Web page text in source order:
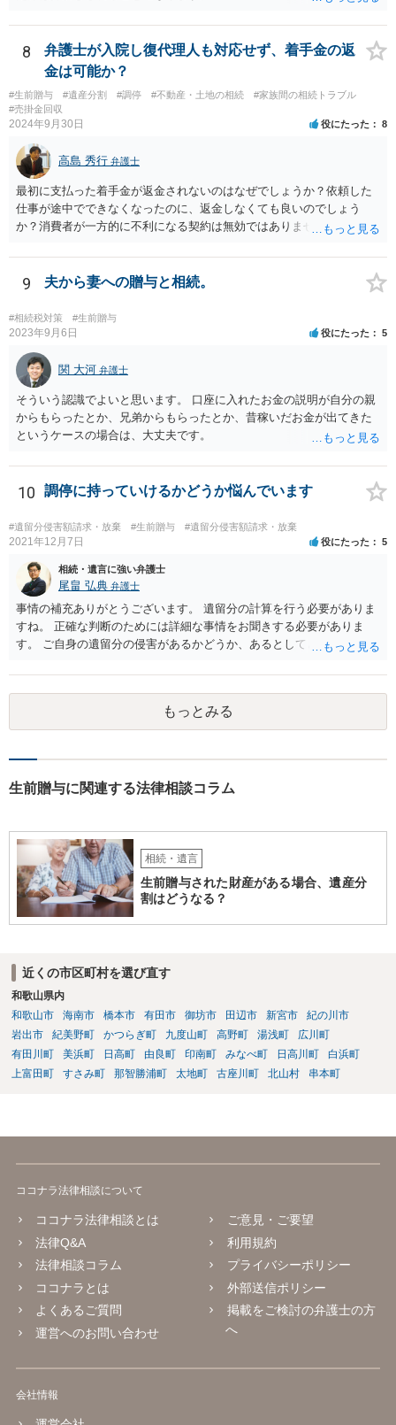
8
弁護士が入院し復代理人も対応せず、着手金の返
金は可能か？
#生前贈与 #遺産分割 #調停 #不動産・土地の相続
#家族間の相続トラブル
#売掛金回収
2024年9月30日 役にたった 8
高島 秀行 弁護士
最初に支払った着手金が返金されないのはなぜでしょうか？依頼した
仕事が途中でできなくなったのに、返金しなくても良いのでしょう
か？消費者が一方的に不利になる契約は無効ではありませんか？
務があると思います。 倒れた弁護士が所属する弁護士会に相談さ
れた方がよいと思います。 倒れた弁護士は脳梗塞で倒れたようで
すが、 判断能力があり、復代理を倒れた弁護士の判断で復代理を
選任したのか 即ち、復代理人の選任は有効なのかという問題もあ
ると思います。
9 夫から妻への贈与と相続。
#相続税対策 #生前贈与
2023年9月6日 役にたった 5
関 大河 弁護士
そういう認識でよいと思います。 口座に入れたお金の説明が自分の親
からもらったとか、兄弟からもらったとか、昔稼いだお金が出てきた
というケースの場合は、大丈夫です。
10 調停に持っていけるかどうか悩んでいます
#遺留分侵害額請求・放棄 #生前贈与 #遺留分侵害額請求・放棄
2021年12月7日 役にたった 5
相続・遺言に強い弁護士
尾畠 弘典 弁護士
事情の補充ありがとうございます。 遺留分の計算を行う必要がありま
すね。 正確な判断のためには詳細な事情をお聞きする必要がありま
す。 ご自身の遺留分の侵害があるかどうか、あるとしてどの程度の金
相談されるのが良いと思います。
もっとみる
生前贈与に関連する法律相談コラム
相続・遺言
生前贈与された財産がある場合、遺産分
割はどうなる？
近くの市区町村を選び直す
和歌山県内
和歌山市
海南市 橋本市 有田市 御坊市 田辺市 新宮市
紀の川市
岩出市
紀美野町 かつらぎ町 九度山町 高野町 湯浅町
広川町
有田川町
美浜町 日高町 由良町 印南町 みなべ町 日高川町
白浜町
上富田町
すさみ町 那智勝浦町 太地町 古座川町 北山村 串本町
ココナラ法律相談について
ココナラ法律相談とは
法律Q&A
法律相談コラム
ココナラとは
よくあるご質問
運営へのお問い合わせ
ご意見・ご要望
利用規約
プライバシーポリシー
外部送信ポリシー
掲載をご検討の弁護士の方
へ
会社情報